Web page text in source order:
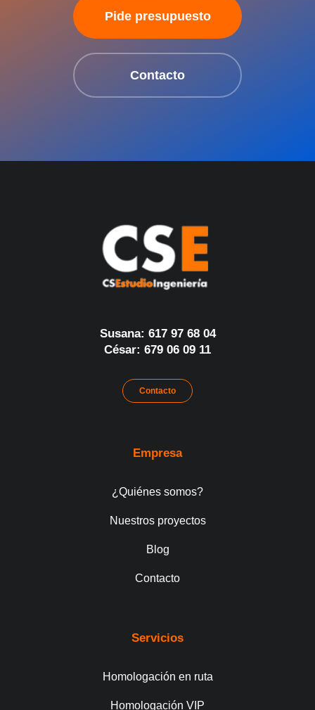
Pide presupuesto
Contacto
Susana: 617 97 68 04
César: 679 06 09 11
Contacto
Empresa
¿Quiénes somos?
Nuestros proyectos
Blog
Contacto
Servicios
Homologación en ruta
Homologación VIP